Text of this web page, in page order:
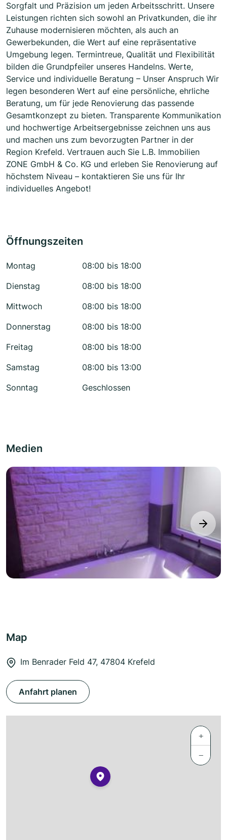
Sorgfalt und Präzision um jeden Arbeitsschritt. Unsere
Leistungen richten sich sowohl an Privatkunden, die ihr
Zuhause modernisieren möchten, als auch an
Gewerbekunden, die Wert auf eine repräsentative
Umgebung legen. Termintreue, Qualität und Flexibilität
bilden die Grundpfeiler unseres Handelns. Werte,
Service und individuelle Beratung – Unser Anspruch Wir
legen besonderen Wert auf eine persönliche, ehrliche
Beratung, um für jede Renovierung das passende
Gesamtkonzept zu bieten. Transparente Kommunikation
und hochwertige Arbeitsergebnisse zeichnen uns aus
und machen uns zum bevorzugten Partner in der
Region Krefeld. Vertrauen auch Sie L.B. Immobilien
ZONE GmbH & Co. KG und erleben Sie Renovierung auf
höchstem Niveau – kontaktieren Sie uns für Ihr
individuelles Angebot!
Öffnungszeiten
Montag
08:00 bis 18:00
Dienstag
08:00 bis 18:00
Mittwoch
08:00 bis 18:00
Donnerstag
08:00 bis 18:00
Freitag
08:00 bis 18:00
Samstag
08:00 bis 13:00
Sonntag
Geschlossen
Medien
next
Map
Im Benrader Feld 47, 47804 Krefeld
Anfahrt planen
+
−